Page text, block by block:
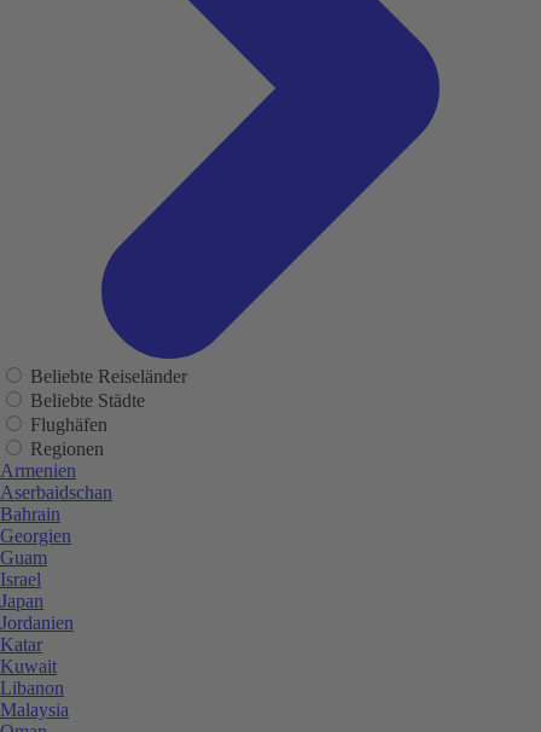
Beliebte Reiseländer
Beliebte Städte
Flughäfen
Regionen
Armenien
Aserbaidschan
Bahrain
Georgien
Guam
Israel
Japan
Jordanien
Katar
Kuwait
Libanon
Malaysia